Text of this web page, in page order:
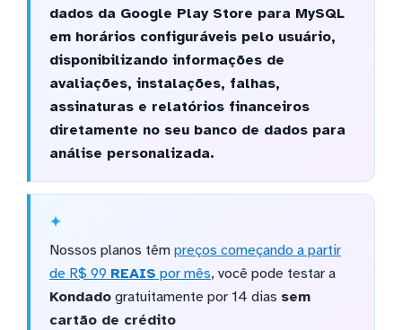
dados da Google Play Store para MySQL
em horários configuráveis pelo usuário,
disponibilizando informações de
avaliações, instalações, falhas,
assinaturas e relatórios financeiros
diretamente no seu banco de dados para
análise personalizada.
Nossos planos têm preços começando a partir
de R$ 99 REAIS por mês, você pode testar a
Kondadogratuitamente por 14 dias sem
cartão de crédito